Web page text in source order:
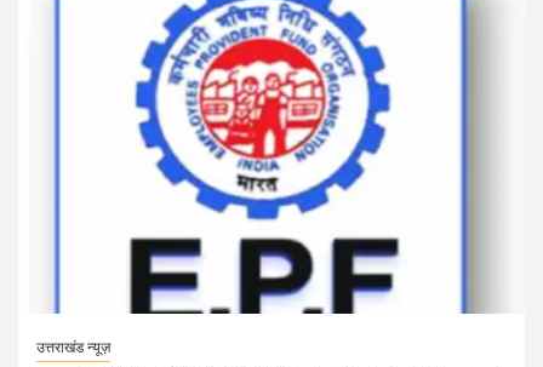
उत्तराखंड न्यूज़